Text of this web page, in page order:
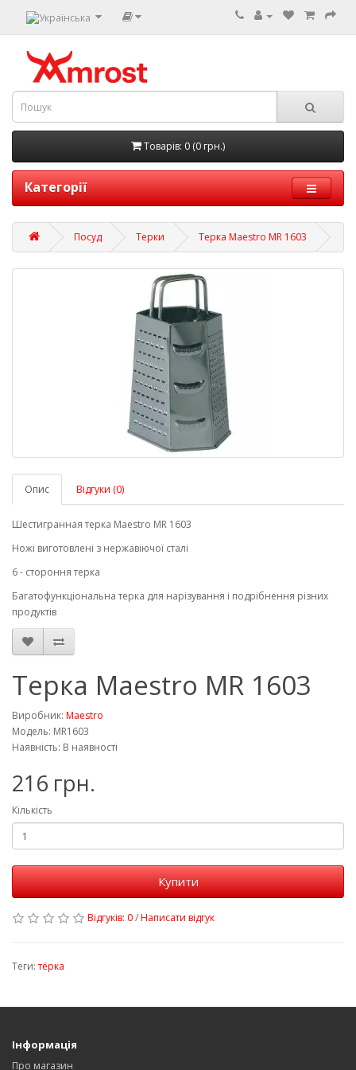
Товарів: 0 (0 грн.)
Категорії
Посуд Терки Терка Maestro MR 1603
Опис Відгуки (0)
Шестигранная терка Maestro MR 1603
Ножі виготовлені з нержавіючої сталі
6 - стороння терка
Багатофункціональна терка для нарізування і подрібнення різних
продуктів
Терка Maestro MR 1603
Виробник: Maestro
Модель: MR1603
Наявність: В наявності
216 грн.
Кількість
Купити
Відгуків: 0/Написати відгук
Теги:тёрка
Інформація
Про магазин